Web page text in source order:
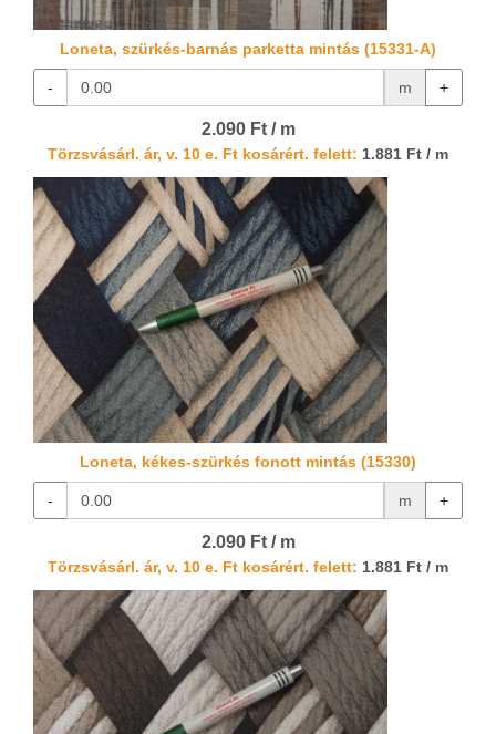
Loneta, szürkés-barnás parketta mintás (15331-A)
- m +
2.090 Ft / m
Törzsvásárl. ár, v. 10 e. Ft kosárért. felett: 1.881 Ft / m
Loneta, kékes-szürkés fonott mintás (15330)
- m +
2.090 Ft / m
Törzsvásárl. ár, v. 10 e. Ft kosárért. felett: 1.881 Ft / m